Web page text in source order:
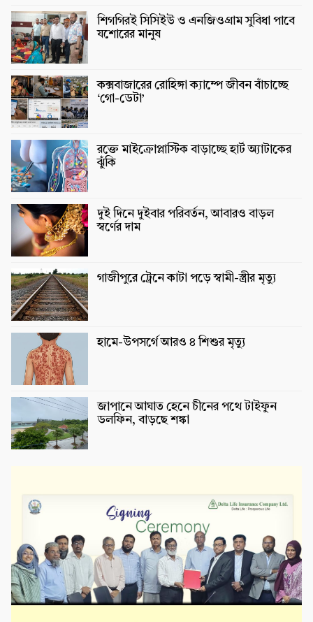
শিগগিরই সিসিইউ ও এনজিওগ্রাম সুবিধা পাবে
যশোরের মানুষ
কক্সবাজারের রোহিঙ্গা ক্যাম্পে জীবন বাঁচাচ্ছে
‘গো-ডেটা’
রক্তে মাইক্রোপ্লাস্টিক বাড়াচ্ছে হার্ট অ্যাটাকের
ঝুঁকি
দুই দিনে দুইবার পরিবর্তন, আবারও বাড়ল
স্বর্ণের দাম
গাজীপুরে ট্রেনে কাটা পড়ে স্বামী-স্ত্রীর মৃত্যু
হামে-উপসর্গে আরও ৪ শিশুর মৃত্যু
জাপানে আঘাত হেনে চীনের পথে টাইফুন
ডলফিন, বাড়ছে শঙ্কা